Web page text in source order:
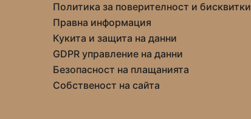
Политика за поверителност и бисквитки
Правна информация
Кукита и защита на данни
GDPR управление на данни
Безопасност на плащанията
Собственост на сайта